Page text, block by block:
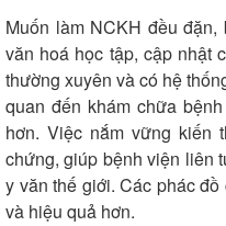
Muốn làm NCKH đều
văn hoá học tập, cập nhật
thường xuyên và có hệ
quan đến khám chữa
hơn. Việc nắm vững kiến
chứng, giúp bệnh viện liên
y văn thế giới. Các phác
và hiệu quả hơn.